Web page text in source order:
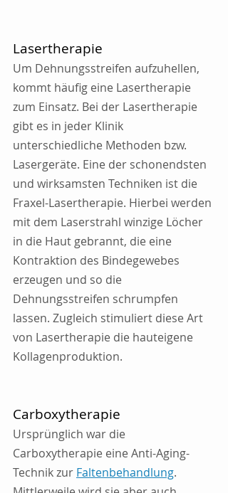
Lasertherapie
Um Dehnungsstreifen aufzuhellen,
kommt häufig eine Lasertherapie
zum Einsatz. Bei der Lasertherapie
gibt es in jeder Klinik
unterschiedliche Methoden bzw.
Lasergeräte. Eine der schonendsten
und wirksamsten Techniken ist die
Fraxel-Lasertherapie. Hierbei werden
mit dem Laserstrahl winzige Löcher
in die Haut gebrannt, die eine
Kontraktion des Bindegewebes
erzeugen und so die
Dehnungsstreifen schrumpfen
lassen. Zugleich stimuliert diese Art
von Lasertherapie die hauteigene
Kollagenproduktion.
Carboxytherapie
Ursprünglich war die
Carboxytherapie eine Anti-Aging-
Technik zur Faltenbehandlung.